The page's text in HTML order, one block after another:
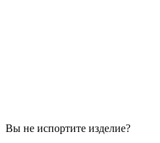
Вы не испортите изделие?